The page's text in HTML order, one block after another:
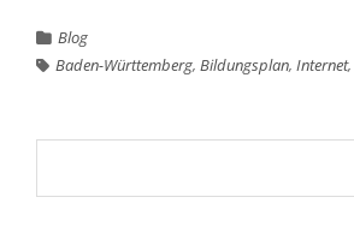
Blog
Baden-Württemberg, Bildungsplan, Internet,